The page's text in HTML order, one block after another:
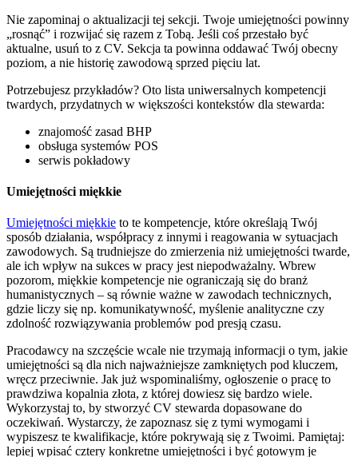
Nie zapominaj o aktualizacji tej sekcji. Twoje umiejętności powinny
„rosnąć” i rozwijać się razem z Tobą. Jeśli coś przestało być
aktualne, usuń to z CV. Sekcja ta powinna oddawać Twój obecny
poziom, a nie historię zawodową sprzed pięciu lat.
Potrzebujesz przykładów? Oto lista uniwersalnych kompetencji
twardych, przydatnych w większości kontekstów dla stewarda:
znajomość zasad BHP
obsługa systemów POS
serwis pokładowy
Umiejętności miękkie
Umiejętności miękkie to te kompetencje, które określają Twój
sposób działania, współpracy z innymi i reagowania w sytuacjach
zawodowych. Są trudniejsze do zmierzenia niż umiejętności twarde,
ale ich wpływ na sukces w pracy jest niepodważalny. Wbrew
pozorom, miękkie kompetencje nie ograniczają się do branż
humanistycznych – są równie ważne w zawodach technicznych,
gdzie liczy się np. komunikatywność, myślenie analityczne czy
zdolność rozwiązywania problemów pod presją czasu.
Pracodawcy na szczęście wcale nie trzymają informacji o tym, jakie
umiejętności są dla nich najważniejsze zamkniętych pod kluczem,
wręcz przeciwnie. Jak już wspominaliśmy, ogłoszenie o pracę to
prawdziwa kopalnia złota, z której dowiesz się bardzo wiele.
Wykorzystaj to, by stworzyć CV stewarda dopasowane do
oczekiwań. Wystarczy, że zapoznasz się z tymi wymogami i
wypiszesz te kwalifikacje, które pokrywają się z Twoimi. Pamiętaj:
lepiej wpisać cztery konkretne umiejętności i być gotowym je